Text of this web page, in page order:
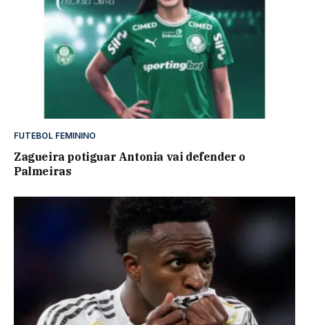
FUTEBOL FEMININO
Zagueira potiguar Antonia vai defender o
Palmeiras